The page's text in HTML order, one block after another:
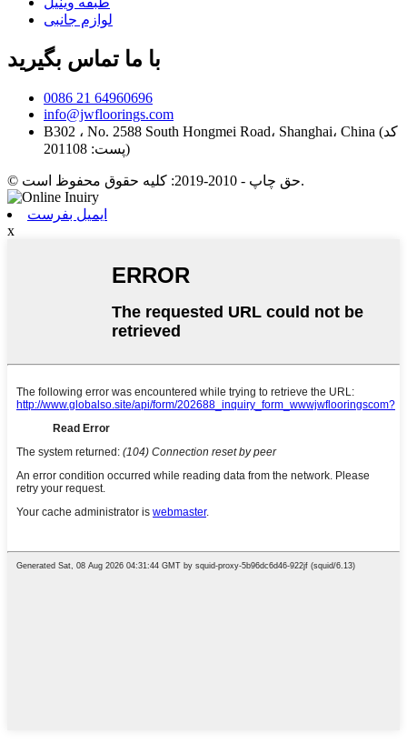
لوازم جانبی
با ما تماس بگیرید
0086 21 64960696
info@jwfloorings.com
B302 ، No. 2588 South Hongmei Road، Shanghai، China (کد
پست: 201108)
© حق چاپ - 2010-2019: کلیه حقوق محفوظ است.
ایمیل بفرست
x